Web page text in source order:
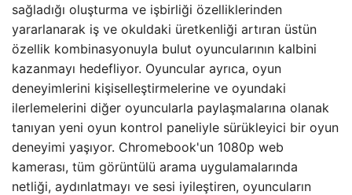
sağladığı oluşturma ve işbirliği özelliklerinden
yararlanarak iş ve okuldaki üretkenliği artıran üstün
özellik kombinasyonuyla bulut oyuncularının kalbini
kazanmayı hedefliyor. Oyuncular ayrıca, oyun
deneyimlerini kişiselleştirmelerine ve oyundaki
ilerlemelerini diğer oyuncularla paylaşmalarına olanak
tanıyan yeni oyun kontrol paneliyle sürükleyici bir oyun
deneyimi yaşıyor. Chromebook'un 1080p web
kamerası, tüm görüntülü arama uygulamalarında
netliği, aydınlatmayı ve sesi iyileştiren, oyuncuların